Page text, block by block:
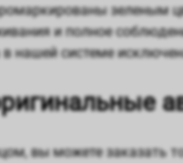
зеленым
и полное
нашей системе
вы можете заказать